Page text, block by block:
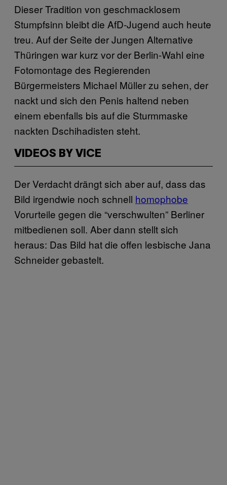
Dieser Tradition von geschmacklosem
Stumpfsinn bleibt die AfD-Jugend auch heute
treu. Auf der Seite der Jungen Alternative
Thüringen war kurz vor der Berlin-Wahl eine
Fotomontage des Regierenden
Bürgermeisters Michael Müller zu sehen, der
nackt und sich den Penis haltend neben
einem ebenfalls bis auf die Sturmmaske
nackten Dschihadisten steht.
VIDEOS BY VICE
Der Verdacht drängt sich aber auf, dass das
Bild irgendwie noch schnell homophobe
Vorurteile gegen die “verschwulten” Berliner
mitbedienen soll. Aber dann stellt sich
heraus: Das Bild hat die offen lesbische Jana
Schneider gebastelt.